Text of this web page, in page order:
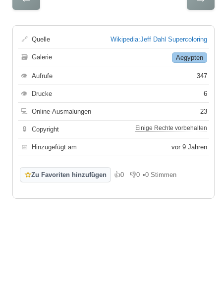
🔗 Quelle Wikipedia:Jeff Dahl Supercoloring
🗃 Galerie Aegypten
👁 Aufrufe 347
👁 Drucke 6
💻 Online-Ausmalungen 23
🔒 Copyright Einige Rechte vorbehalten
📅 Hinzugefügt am vor 9 Jahren
☆Zu Favoriten hinzufügen 👍0
Gefällt mir
👎0
Gefällt mir nicht
•0 Stimmen